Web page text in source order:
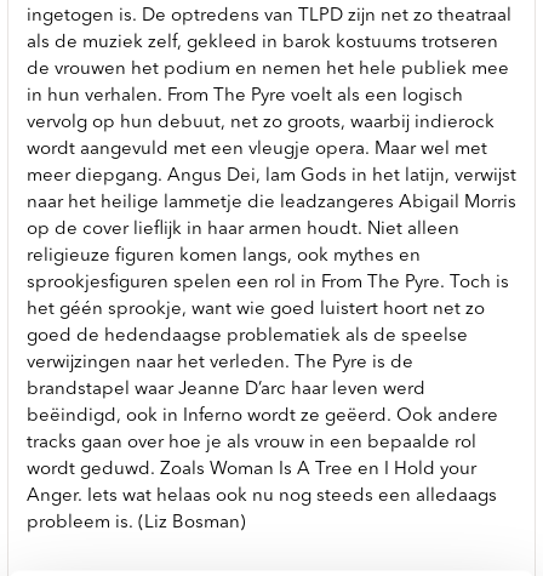
ingetogen is. De optredens van TLPD zijn net zo theatraal
als de muziek zelf, gekleed in barok kostuums trotseren
de vrouwen het podium en nemen het hele publiek mee
in hun verhalen. From The Pyre voelt als een logisch
vervolg op hun debuut, net zo groots, waarbij indierock
wordt aangevuld met een vleugje opera. Maar wel met
meer diepgang. Angus Dei, lam Gods in het latijn, verwijst
naar het heilige lammetje die leadzangeres Abigail Morris
op de cover lieflijk in haar armen houdt. Niet alleen
religieuze figuren komen langs, ook mythes en
sprookjesfiguren spelen een rol in From The Pyre. Toch is
het géén sprookje, want wie goed luistert hoort net zo
goed de hedendaagse problematiek als de speelse
verwijzingen naar het verleden. The Pyre is de
brandstapel waar Jeanne D’arc haar leven werd
beëindigd, ook in Inferno wordt ze geëerd. Ook andere
tracks gaan over hoe je als vrouw in een bepaalde rol
wordt geduwd. Zoals Woman Is A Tree en I Hold your
Anger. Iets wat helaas ook nu nog steeds een alledaags
probleem is. (Liz Bosman)